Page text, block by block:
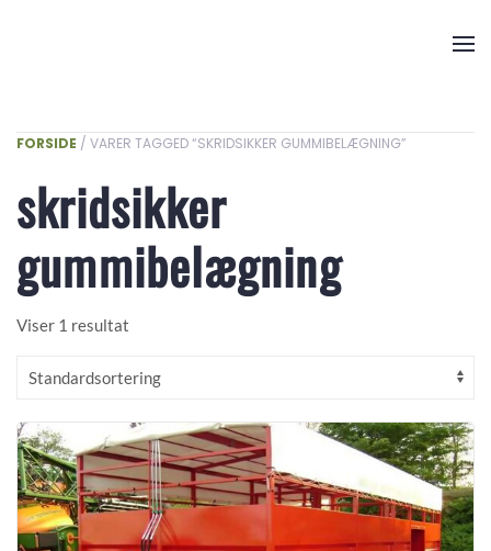
FORSIDE / VARER TAGGED “SKRIDSIKKER GUMMIBELÆGNING”
skridsikker
gummibelægning
Viser 1 resultat